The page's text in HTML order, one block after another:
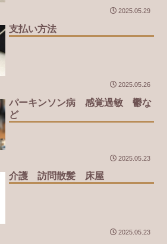
2025.05.29
支払い方法
2025.05.26
パーキンソン病 感覚過敏 鬱な
ど
2025.05.23
介護 訪問散髪 床屋
2025.05.23